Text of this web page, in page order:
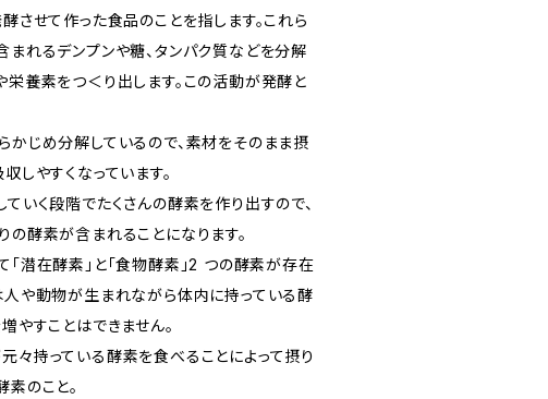
させて作った食品のことを指します。これら
まれるデンプンや糖、タンパク質などを分解
栄養素をつ＜り出します。この活動が発酵と
かじめ分解しているので、素材をそのまま摂
しやすくなっています。
いく段階でたくさんの酵素を作り出すので、
の酵素が含まれることになります。
「潜在酵素」と「食物酵素」2 つの酵素が存在
人や動物が生まれながら体内に持っている酵
やすことはできません。
々持っている酵素を食べることによって摂り
のこと。